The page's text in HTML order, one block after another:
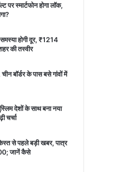
स्मार्टफोन होगा लॉक,
होगी दूर, ₹1214
की तस्वीर
बॉर्डर के पास बसे गांवों में
देशों के साथ बना नया
चर्चा
से पहले बड़ी खबर, पात्र
जानें कैसे